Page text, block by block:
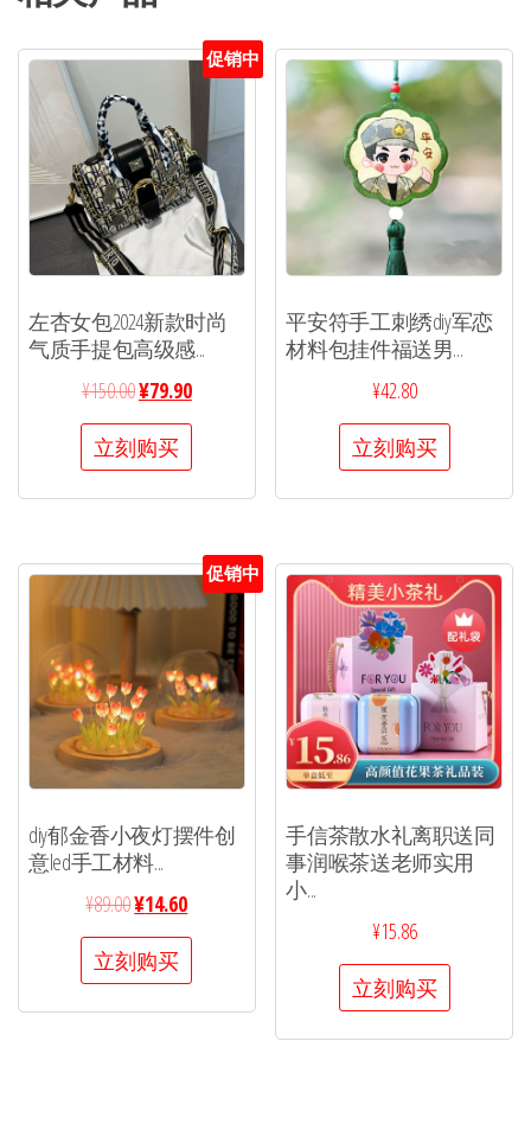
促销中
左杏女包2024新款时尚
气质手提包高级感...
¥150.00¥79.90
立刻购买
平安符手工刺绣diy军恋
材料包挂件福送男...
¥42.80
立刻购买
促销中
diy郁金香小夜灯摆件创
意led手工材料...
¥89.00¥14.60
立刻购买
手信茶散水礼离职送同
事润喉茶送老师实用
小...
¥15.86
立刻购买